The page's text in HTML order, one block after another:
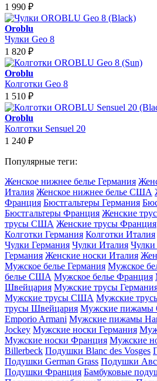
1 990 ₽
Oroblu
Чулки Geo 8
1 820 ₽
Oroblu
Колготки Geo 8
1 510 ₽
Oroblu
Колготки Sensuel 20
1 240 ₽
Популярные теги:
Женское нижнее белье Германия
Италия Женское нижнее белье США
Франция Бюстгальтеры Германия
Бюстгальтеры Франция Женские
трусы США Женские трусы Франция
Колготки Германия Колготки Италия
Чулки Германия Чулки Италия
Германия Женские носки Италия
Мужское белье Германия Мужское
белье США Мужское белье Франция
Швейцария Мужские трусы
Мужские трусы США Мужские
трусы Швейцария Мужские пижамы
Emporio Armani Мужские пижамы
Jockey Мужские носки Германия
Мужские носки Франция Мужские
Billerbeck Подушки Blanc des Vosges
Подушки German Grass Подушки
Подушки Франция Бамбуковые